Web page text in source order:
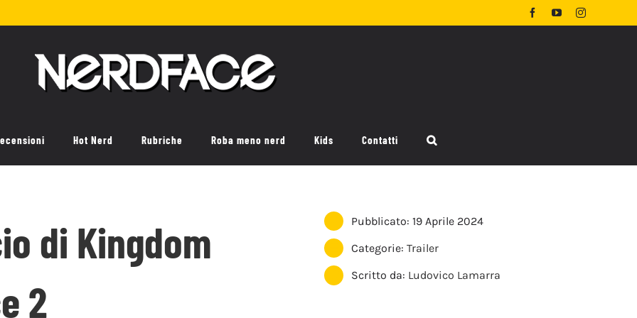
FacebookYouTubeInstagram
Hot Nerd Rubriche Roba meno nerd Kids Contatti
di Kingdom
2
Pubblicato: 19 Aprile 2024
Categorie:Trailer
Scritto da: Ludovico Lamarra